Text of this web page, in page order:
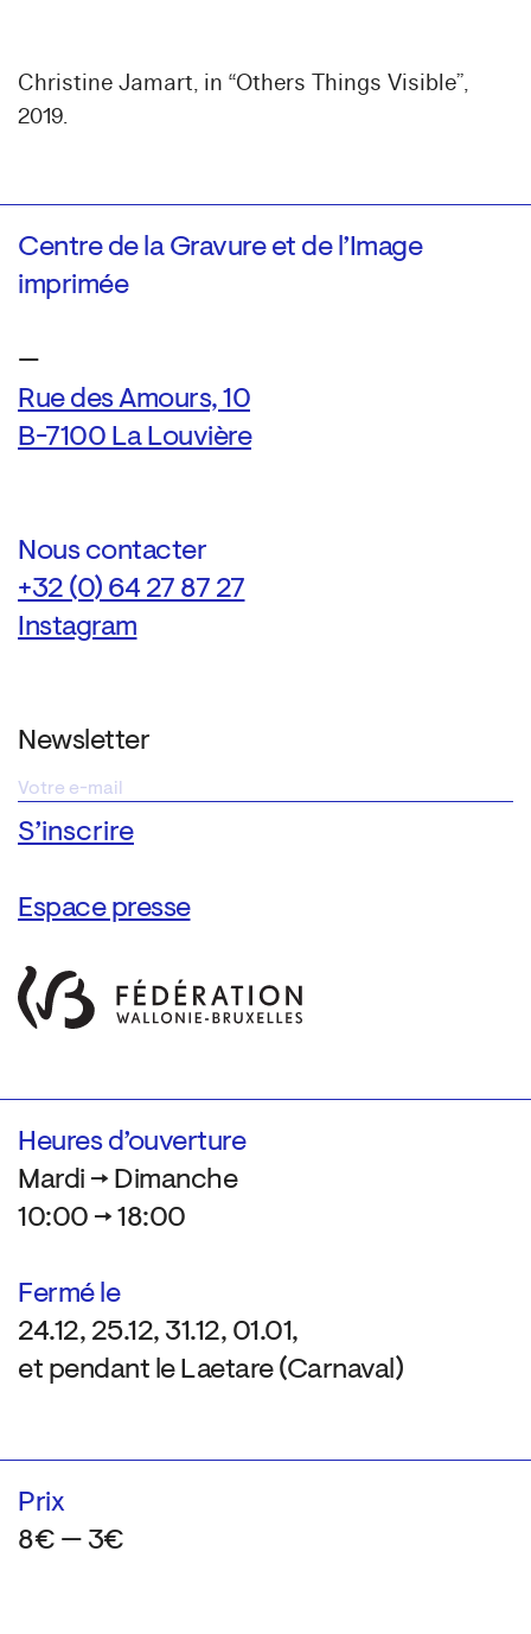
Christine Jamart, in “Others Things Visible”,
2019.
Centre de la Gravure et de l’Image
imprimée
—
Rue des Amours, 10
B-7100 La Louvière
Nous contacter
+32 (0) 64 27 87 27
Instagram
Newsletter
Espace presse
Heures d’ouverture
Mardi → Dimanche
10:00 → 18:00
Fermé le
24.12, 25.12, 31.12, 01.01,
et pendant le Laetare (Carnaval)
Prix
8€ — 3€